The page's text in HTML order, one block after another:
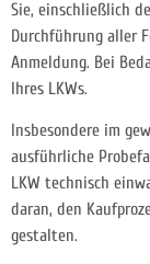
Sie, einschließlich
Durchführung aller
Anmeldung. Bei
Ihres LKWs.
Insbesondere im
ausführliche
LKW technisch
daran, den
gestalten.